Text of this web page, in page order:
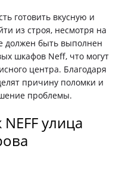
готовить вкусную и
из строя, несмотря на
должен быть выполнен
шкафов Neff, что могут
центра. Благодаря
причину поломки и
проблемы.
улица